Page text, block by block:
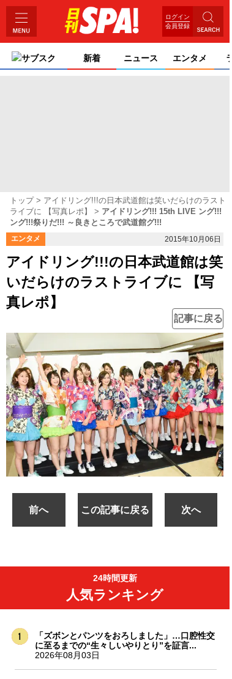
ログイン
会員登録
サブスク 新着 ニュース エンタメ
トップ
アイドリング!!!の日本武道館は笑いだらけのラスト
ライブに 【写真レポ】
アイドリング!!! 15th LIVE ング!!!
ング!!!祭りだ!!! ～良きところで武道館グ!!!
エンタメ 2015年10月06日
アイドリング!!!の日本武道館は笑
いだらけのラストライブに 【写
真レポ】
記事に戻る
前へ この記事に戻る 次へ
24時間更新
人気ランキング
「ズボンとパンツをおろしました」…口腔性交
に至るまでの“生々しいやりとり”を証言...
2026年08月03日